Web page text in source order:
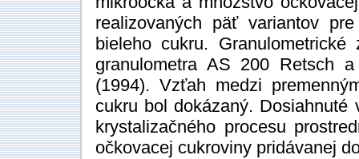
realizovaných päť variantov
bieleho cukru.
granulometra AS 200 Retsch
(1994). Vzťah medzi
cukru bol dokázaný.
krystalizačného procesu
očkovacej cukroviny pridávanej